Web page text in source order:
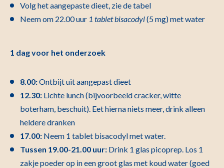
Volg het aangepaste dieet, zie de tabel
Neem om 22.00 uur 1 tablet bisacodyl(5 mg) met water
1 dag voor het onderzoek
8.00:Ontbijt uit aangepast dieet
12.30: Lichte lunch (bijvoorbeeld cracker, witte
boterham, beschuit). Eet hierna niets meer, drink alleen
heldere dranken
17.00: Neem 1 tablet bisacodyl met water.
Tussen 19.00-21.00 uur: Drink 1 glas picoprep. Los 1
zakje poeder op in een groot glas met koud water (goed